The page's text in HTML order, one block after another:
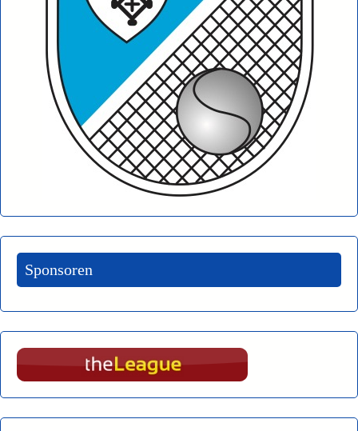
Sponsoren